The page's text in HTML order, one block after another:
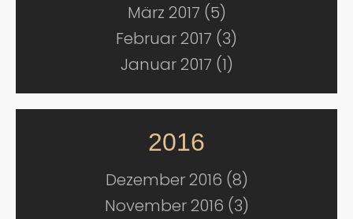
März 2017 (5)
Februar 2017 (3)
Januar 2017 (1)
2016
Dezember 2016 (8)
November 2016 (3)